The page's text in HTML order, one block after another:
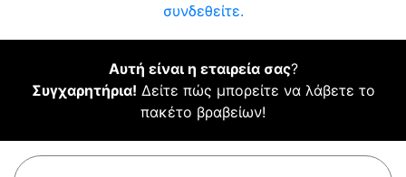
συνδεθείτε.
Αυτή είναι η εταιρεία σας?
Συγχαρητήρια! Δείτε πώς μπορείτε να λάβετε το
πακέτο βραβείων!